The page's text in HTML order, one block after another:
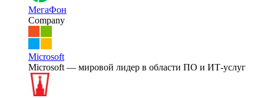
МегаФон
Company
Microsoft
Microsoft — мировой лидер в области ПО и ИТ-услуг